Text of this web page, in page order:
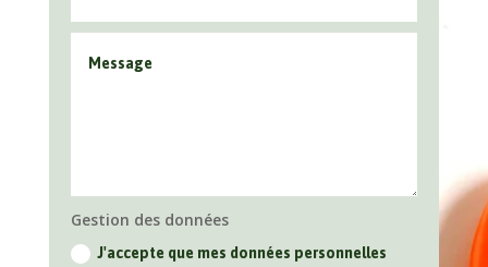
Gestion des données
J'accepte que mes données personnelles